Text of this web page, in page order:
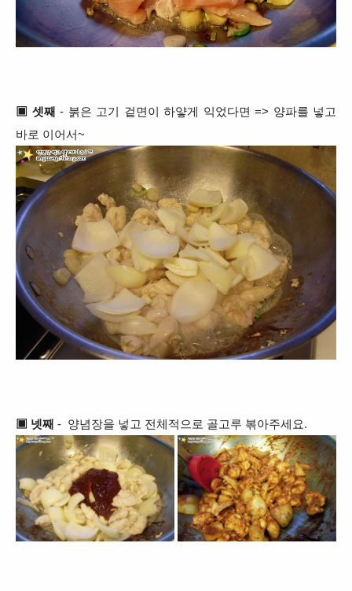
▣ 셋째 - 붉은 고기 겉면이 하얗게 익었다면 => 양파를 넣고
바로 이어서~
▣ 넷째 - 양념장을 넣고 전체적으로 골고루 볶아주세요.